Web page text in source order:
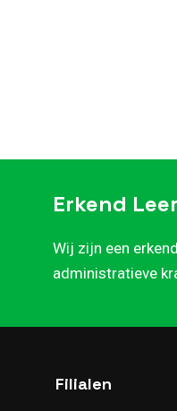
Erkend
Wij zijn een
administratieve
Filialen